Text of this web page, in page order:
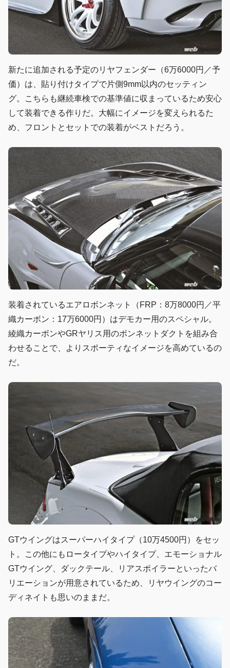
新たに追加される予定のリヤフェンダー（6万6000円／予
価）は、貼り付けタイプで片側9mm以内のセッティン
グ。こちらも継続車検での基準値に収まっているため安心
して装着できる作りだ。大幅にイメージを変えられるた
め、フロントとセットでの装着がベストだろう。
装着されているエアロボンネット（FRP：8万8000円／平
織カーボン：17万6000円）はデモカー用のスペシャル。
綾織カーボンやGRヤリス用のボンネットダクトを組み合
わせることで、よりスポーティなイメージを高めているの
だ。
GTウイングはスーパーハイタイプ（10万4500円）をセッ
ト。この他にもロータイプやハイタイプ、エモーショナル
GTウイング、ダックテール、リアスポイラーといったバ
リエーションが用意されているため、リヤウイングのコー
ディネイトも思いのままだ。